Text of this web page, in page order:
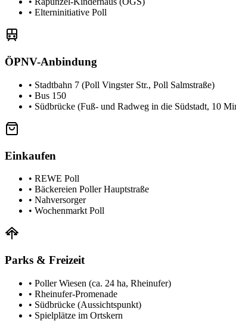
• Elterninitiative Poll
ÖPNV-Anbindung
• Stadtbahn 7 (Poll Vingster Str., Poll Salmstraße)
• Bus 150
• Südbrücke (Fuß- und Radweg in die Südstadt, 10
Einkaufen
• REWE Poll
• Bäckereien Poller Hauptstraße
• Nahversorger
• Wochenmarkt Poll
Parks & Freizeit
• Poller Wiesen (ca. 24 ha, Rheinufer)
• Rheinufer-Promenade
• Südbrücke (Aussichtspunkt)
• Spielplätze im Ortskern